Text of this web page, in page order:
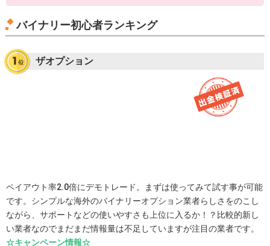
バイナリー初心者ランキング
ザオプション
ペイアウト率2.0倍にデモトレード。まずは使ってみて試す事が可能
です。シンプルな海外のバイナリーオプション業者らしさをのこし
ながら、サポートなどの使いやすさも上位に入るか！？比較的新し
い業者なのでまだまだ情報量は不足していますが注目の業者です。
☆キャンペーン情報☆